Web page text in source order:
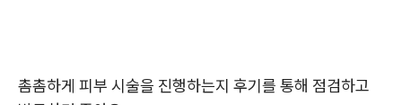
촘촘하게 피부 시술을 진행하는지 후기를 통해 점검하고